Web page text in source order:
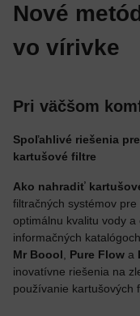
Nové
vo vírivke
Pri väčšom
Spoľahlivé riešenia
kartušové filtre
Ako nahradiť
filtračných systémov
optimálnu kvalitu vody
informačných
Mr Boool
Pure Flow a
inovatívne riešenia na
používanie kartušových